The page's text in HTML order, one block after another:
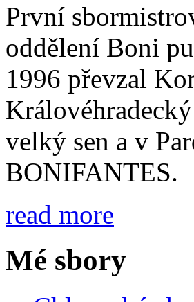
První
oddělení Boni
1996 převzal
velký sen a v
BONIFANTES.
read more
Mé sbory